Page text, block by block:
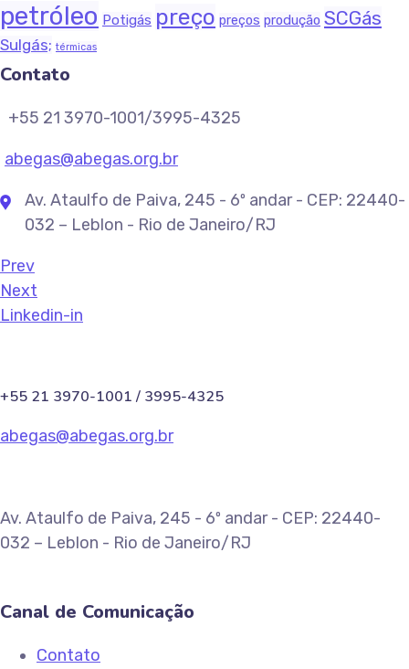
petróleo Potigás preço preços produção SCGás
Sulgás; térmicas
Contato
+55 21 3970-1001/3995-4325
abegas@abegas.org.br
Av. Ataulfo de Paiva, 245 - 6º andar - CEP: 22440-
032 – Leblon - Rio de Janeiro/RJ
Prev
Next
Linkedin-in
+55 21 3970-1001 / 3995-4325
abegas@abegas.org.br
Av. Ataulfo de Paiva, 245 - 6º andar - CEP: 22440-
032 – Leblon - Rio de Janeiro/RJ
Canal de Comunicação
Contato